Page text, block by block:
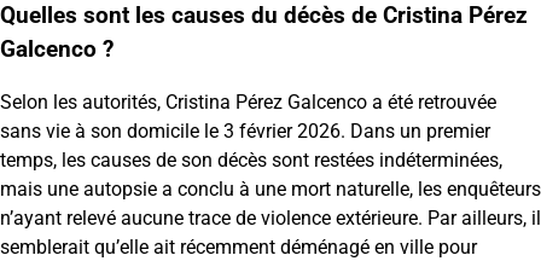
Quelles sont les causes du décès de Cristina Pérez
Galcenco ?
Selon les autorités, Cristina Pérez Galcenco a été retrouvée
sans vie à son domicile le 3 février 2026. Dans un premier
temps, les causes de son décès sont restées indéterminées,
mais une autopsie a conclu à une mort naturelle, les enquêteurs
n’ayant relevé aucune trace de violence extérieure. Par ailleurs, il
semblerait qu’elle ait récemment déménagé en ville pour